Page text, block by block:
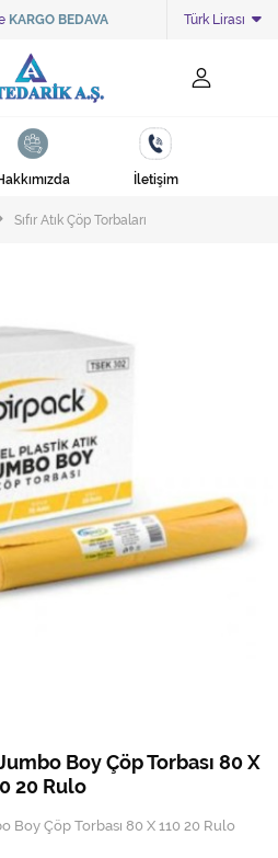
KARGO BEDAVA Türk Lirası
İletişim
Sıfır Atık Çöp Torbaları
Boy Çöp Torbası 80 X
20 Rulo
Boy Çöp Torbası 80 X 110 20 Rulo